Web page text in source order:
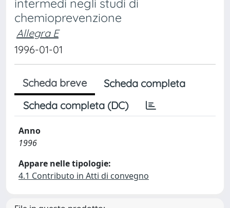
intermedi negli studi di
chemioprevenzione
Allegra E
1996-01-01
Scheda breve
Scheda completa
Scheda completa (DC)
Anno
1996
Appare nelle tipologie:
4.1 Contributo in Atti di convegno